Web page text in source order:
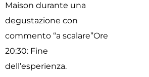
Maison durante una
degustazione con
commento “a scalare”Ore
20:30: Fine
dell’esperienza.